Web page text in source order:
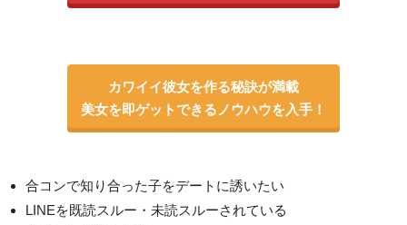
カワイイ彼女を作る秘訣が満載
美女を即ゲットできるノウハウを入手！
合コンで知り合った子をデートに誘いたい
LINEを既読スルー・未読スルーされている